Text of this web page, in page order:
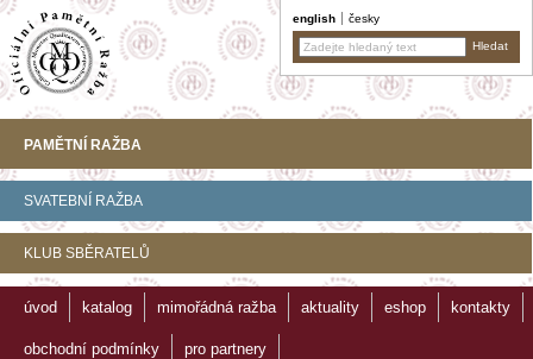
english česky
PAMĚTNÍ RAŽBA
SVATEBNÍ RAŽBA
KLUB SBĚRATELŮ
úvod katalog mimořádná ražba aktuality eshop kontakty
obchodní podmínky pro partnery